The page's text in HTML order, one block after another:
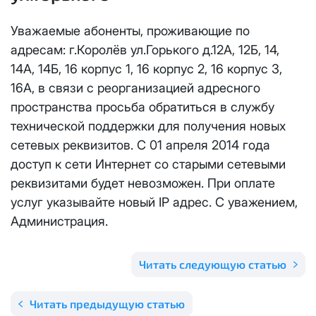
Уважаемые абоненты, проживающие по
адресам: г.Королёв ул.Горького д.12А, 12Б, 14,
14А, 14Б, 16 корпус 1, 16 корпус 2, 16 корпус 3,
16А, в связи с реорганизацией адресного
пространства просьба обратиться в службу
технической поддержки для получения новых
сетевых реквизитов. С 01 апреля 2014 года
доступ к сети Интернет со старыми сетевыми
реквизитами будет невозможен. При оплате
услуг указывайте новый IP адрес. С уважением,
Администрация.
Читать предыдущую статью
Читать следующую статью
Телевидение
Аренда оборудования
Отправить
Я даюсогласие на обработку персональных данныхв
соответствии с
Политикой в отношении обработки
персональных данных
КС 300
НП20
КС 500
НП30
НП50
НП100
МойДом100
Email*
Адрес подключения
согласие на обработку персональных данных
соответствии сПолитикой в отношении обработки
персональных данных
Email
Отправить
согласие на обработку персональных данных
соответствии с Политикой в отношении обработки
персональных данных
Выделение публичного IP адреса один раз
последующее выделение публичного IP адреса с